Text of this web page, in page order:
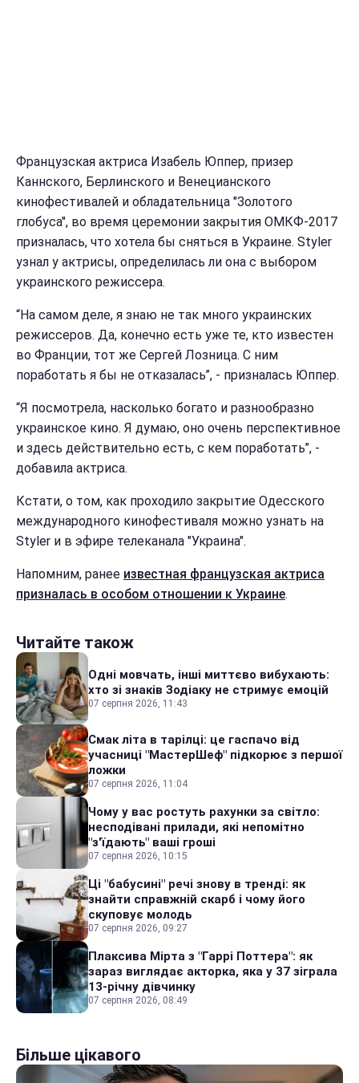
Французская актриса Изабель Юппер, призер
Каннского, Берлинского и Венецианского
кинофестивалей и обладательница "Золотого
глобуса", во время церемонии закрытия ОМКФ-2017
призналась, что хотела бы сняться в Украине. Styler
узнал у актрисы, определилась ли она с выбором
украинского режиссера.
“На самом деле, я знаю не так много украинских
режиссеров. Да, конечно есть уже те, кто известен
во Франции, тот же Сергей Лозница. С ним
поработать я бы не отказалась”, - призналась Юппер.
“Я посмотрела, насколько богато и разнообразно
украинское кино. Я думаю, оно очень перспективное
и здесь действительно есть, с кем поработать”, -
добавила актриса.
Кстати, о том, как проходило закрытие Одесского
международного кинофестиваля можно узнать на
Styler и в эфире телеканала "Украина".
Напомним, ранее известная французская актриса
призналась в особом отношении к Украине.
Читайте також
Одні мовчать, інші миттєво вибухають:
хто зі знаків Зодіаку не стримує емоцій
07 серпня 2026, 11:43
Смак літа в тарілці: це гаспачо від
учасниці "МастерШеф" підкорює з першої
ложки
07 серпня 2026, 11:04
Чому у вас ростуть рахунки за світло:
несподівані прилади, які непомітно
"з'їдають" ваші гроші
07 серпня 2026, 10:15
Ці "бабусині" речі знову в тренді: як
знайти справжній скарб і чому його
скуповує молодь
07 серпня 2026, 09:27
Плаксива Мірта з "Гаррі Поттера": як
зараз виглядає акторка, яка у 37 зіграла
13-річну дівчинку
07 серпня 2026, 08:49
Більше цікавого